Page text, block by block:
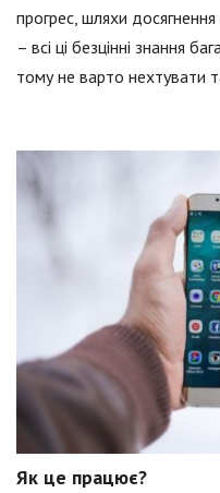
прогрес, шляхи
– всі ці безцінні знання
тому не варто нехтувати
Як це працює?